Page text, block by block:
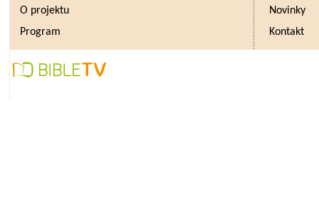
O projektu
Novinky
Program
Kontakt